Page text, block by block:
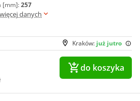
[mm]:257
danych
Kraków: już jutro
do koszyka